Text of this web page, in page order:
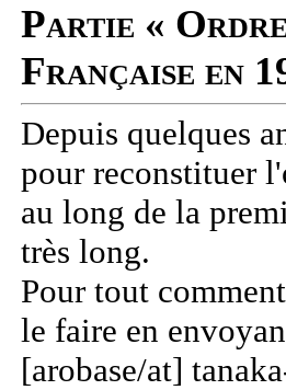
Partie «
Française en
Depuis quelques
pour reconstituer
au long de la
très long.
Pour tout
le faire en
[arobase/at]